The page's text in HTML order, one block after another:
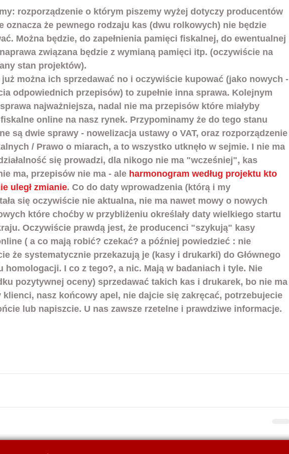
rozporządzenie o którym piszemy wyżej dotyczy producentów
oznacza że pewnego rodzaju kas (dwu rolkowych) nie będzie
Można będzie, do zapełnienia pamięci fiskalnej, do ewentualnej
związana będzie z wymianą pamięci itp. (oczywiście na
stan projektów).
już można ich sprzedawać no i oczywiście kupować (jako nowych -
odpowiednich przepisów) to zupełnie inna sprawa. Kolejnym
najważniejsza, nadal nie ma przepisów które miałyby
online na nasz rynek. Przypominamy że do tego stanu
są dwie sprawy - nowelizacja ustawy o VAT, oraz rozporządzenie
/ Prawo o miarach, a to wszystko utknęło w sejmie. I nie ma
się prowadzi, dla nikogo nie ma "wcześniej", kas
ma, przepisów nie ma - ale harmonogram według projektu kto
uległ zmianie. Co do daty wprowadzenia (którą i my
się oczywiście nie aktualna, nie ma nawet mowy o nowych
które choćby w przybliżeniu określały daty wielkiego startu
Oczywiście prawdą jest, że producenci "szykują" kasy
( a co mają robić? czekać? a później powiedzieć : nie
że systematycznie przekazują je (kasy i drukarki) do Głównego
homologacji. I co z tego?, a nic. Mają w badaniach i tyle. Nie
pozytywnej oceny) sprzedawać takich kas i drukarek, bo nie ma
klienci, nasz końcowy apel, nie dajcie się zakręcać, potrzebujecie
lub napiszcie. U nas zawsze rzetelne i prawdziwe informacje.